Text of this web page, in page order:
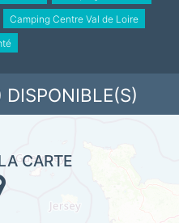
gagne !
Camping Centre Val de Loire
CARTE